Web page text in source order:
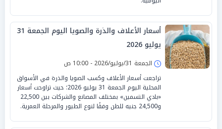
أسعار الأعلاف والذرة والصويا اليوم الجمعة 31
يوليو 2026
الجمعة 31/يوليو/2026 - 10:00 ص
تراجعت أسعار الأعلاف وكسب الصويا والذرة في الأسواق
المحلية اليوم الجمعة 31 يوليو 2026؛ حيث تراوحت أسعار
«بادي التسمين» بمختلف المصانع والشركات بين 22,500
و24,500 جنيه للطن وفقًا لنوع الطيور والمرحلة العمرية.